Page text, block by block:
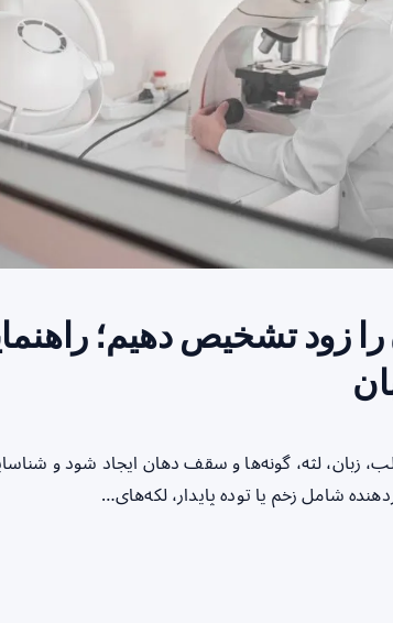
زود تشخیص دهیم؛
زبان، لثه، گونه‌ها و سقف دهان ایجاد شود و
شامل زخم یا توده پایدار، لکه‌های…